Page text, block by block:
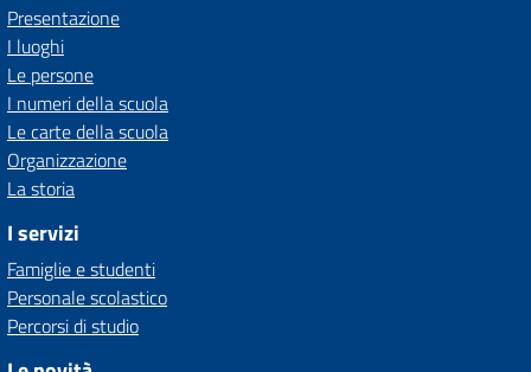
Presentazione
I luoghi
Le persone
I numeri della scuola
Le carte della scuola
Organizzazione
La storia
I servizi
Famiglie e studenti
Personale scolastico
Percorsi di studio